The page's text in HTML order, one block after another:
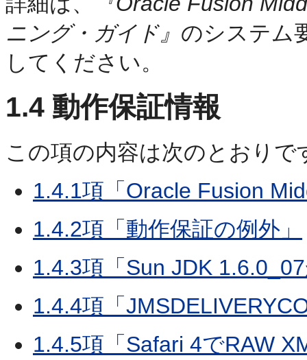
ニング・ガイド』 のシステム
してください。
1.4 動作保証情報
この項の内容は次のとおりで
1.4.1項「Oracle Fusion
1.4.2項「動作保証の例外」
1.4.3項「Sun JDK
1.4.4項「
1.4.5項「Safari 4でRAW